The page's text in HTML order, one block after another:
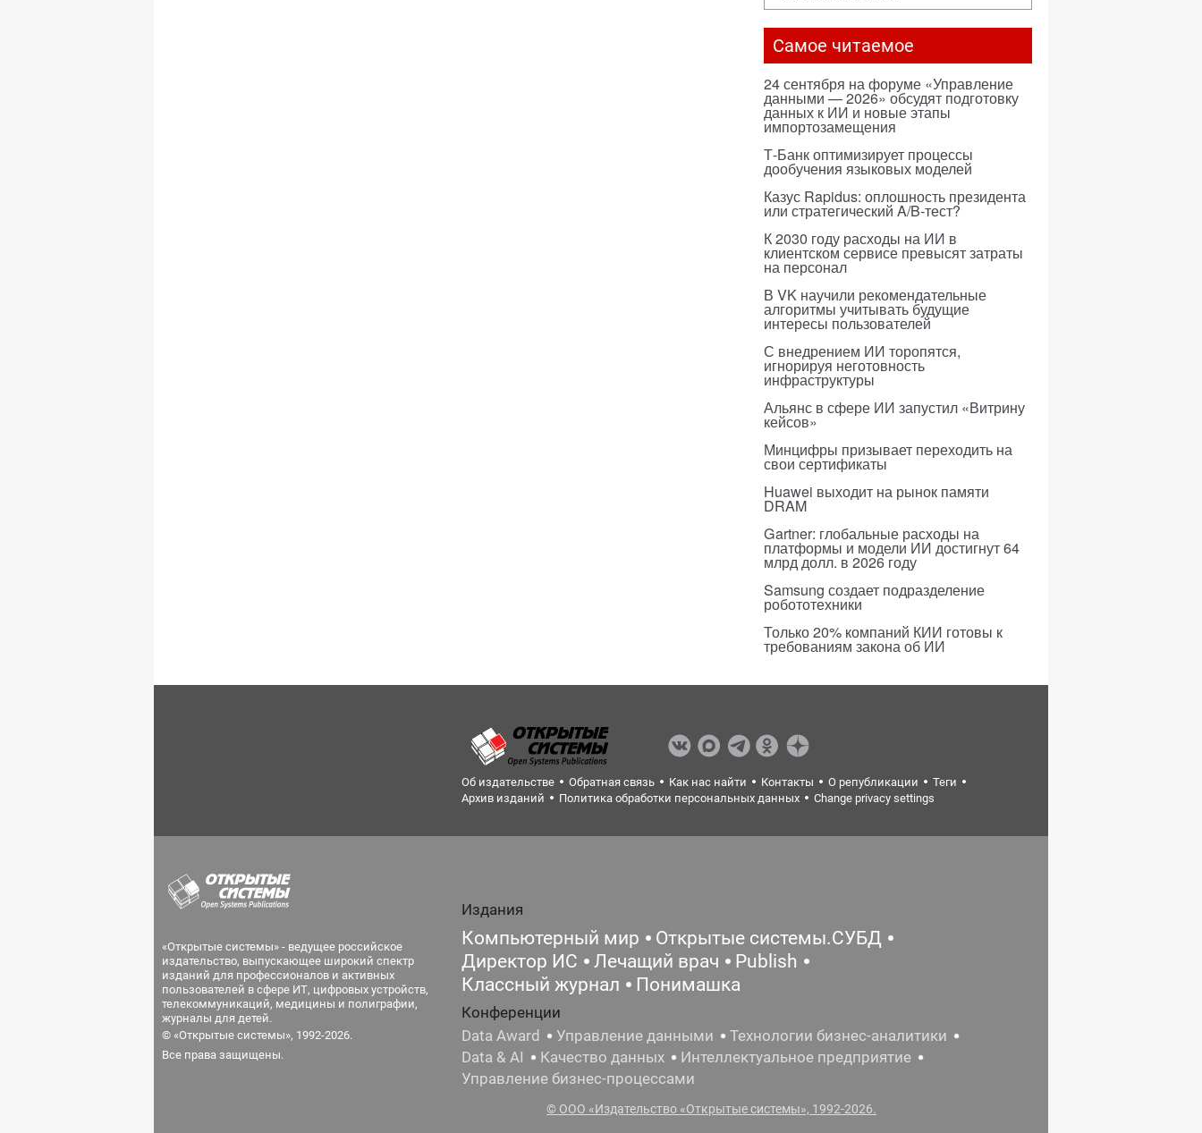
Самое читаемое
24 сентября на форуме «Управление
данными — 2026» обсудят подготовку
данных к ИИ и новые этапы
импортозамещения
Т-Банк оптимизирует процессы
дообучения языковых моделей
Казус Rapidus: оплошность президента
или стратегический A/B-тест?
К 2030 году расходы на ИИ в
клиентском сервисе превысят затраты
на персонал
В VK научили рекомендательные
алгоритмы учитывать будущие
интересы пользователей
С внедрением ИИ торопятся,
игнорируя неготовность
инфраструктуры
Альянс в сфере ИИ запустил «Витрину
кейсов»
Минцифры призывает переходить на
свои сертификаты
Huawei выходит на рынок памяти
DRAM
Gartner: глобальные расходы на
платформы и модели ИИ достигнут 64
млрд долл. в 2026 году
Samsung создает подразделение
робототехники
Только 20% компаний КИИ готовы к
требованиям закона об ИИ
Об издательстве Обратная связь Как нас найти Контакты О републикации
Теги
Архив изданий
Политика обработки персональных данных Change privacy settings
«Открытые системы» - ведущее российское
издательство, выпускающее широкий спектр
изданий для профессионалов и активных
пользователей в сфере ИТ, цифровых устройств,
телекоммуникаций, медицины и полиграфии,
журналы для детей.
© «Открытые системы», 1992-2026.
Все права защищены.
Издания
Компьютерный мир
Открытые системы.СУБД
Директор ИС
Лечащий врач
Publish
Классный журнал
Понимашка
Конференции
Data Award
Управление данными
Технологии бизнес-аналитики
Data & AI
Качество данных
Интеллектуальное предприятие
Управление бизнес-процессами
© ООО «Издательство «Открытые системы», 1992-2026.